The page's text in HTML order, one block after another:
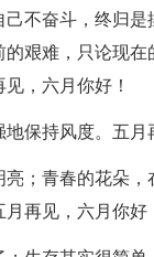
不奋斗，终归
艰难，只论现
，六月你好！
保持风度。五月
；青春的花朵
再见，六月你好